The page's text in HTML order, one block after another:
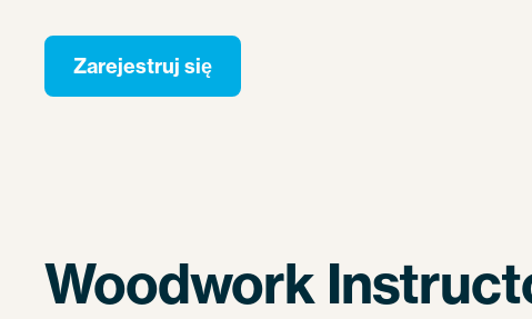
Zarejestruj się
Woodwork